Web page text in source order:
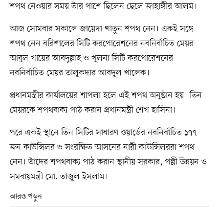
শপথ নেওয়ার সময় তাঁর পাশে ছিলেন ছেলে জাহাঙ্গীর আলম।
আজ সোমবার সকালে জায়েদা খাতুন শপথ নেন। একই সঙ্গে
শপথ নেন বরিশালের সিটি করপোরেশনের নবনির্বাচিত মেয়র
আবুল খায়ের আবদুল্লাহ ও খুলনা সিটি করপোরেশনের
নবনির্বাচিত মেয়র তালুকদার আবদুল খালেক।
প্রধানমন্ত্রীর কার্যালয়ের শাপলা হলে এই শপথ অনুষ্ঠান হয়। তিন
মেয়রকে শপথবাক্য পাঠ করান প্রধানমন্ত্রী শেখ হাসিনা।
পরে একই স্থানে তিন সিটির সাধারণ ওয়ার্ডের নবনির্বাচিত ১৭৭
জন কাউন্সিলর ও সংরক্ষিত আসনের নারী কাউন্সিলররা শপথ
নেন। তাঁদের শপথবাক্য পাঠ করান স্থানীয় সরকার, পল্লী উন্নয়ন ও
সমবায়মন্ত্রী মো. তাজুল ইসলাম।
আরও পড়ুন